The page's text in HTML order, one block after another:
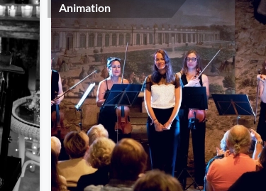
Animation